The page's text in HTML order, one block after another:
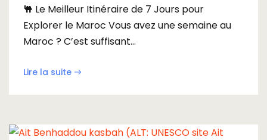
🐫 Le Meilleur Itinéraire de 7 Jours pour
Explorer le Maroc Vous avez une semaine au
Maroc ? C’est suffisant...
Lire la suite